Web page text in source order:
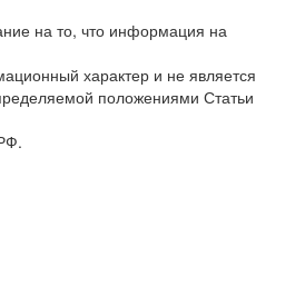
на то, что информация на
характер и не является
положениями Статьи